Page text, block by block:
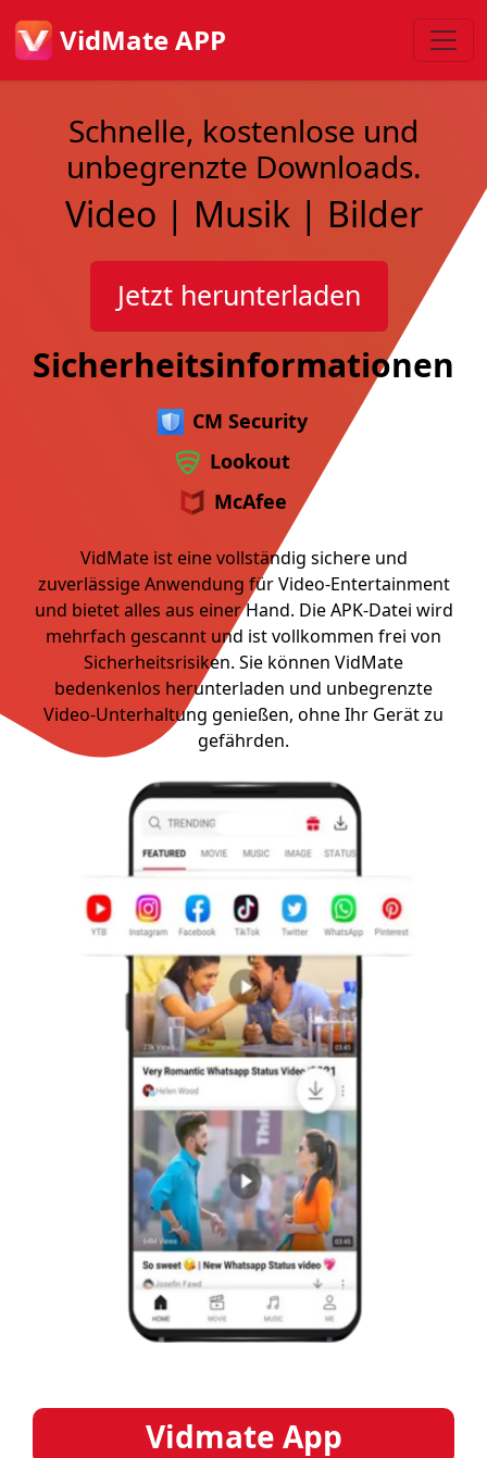
VidMate APP
Schnelle, kostenlose und
unbegrenzte Downloads.
Video | Musik | Bilder
Jetzt herunterladen
Sicherheitsinformationen
CM Security
Lookout
McAfee
VidMate ist eine vollständig sichere und
zuverlässige Anwendung für Video-Entertainment
und bietet alles aus einer Hand. Die APK-Datei wird
mehrfach gescannt und ist vollkommen frei von
Sicherheitsrisiken. Sie können VidMate
bedenkenlos herunterladen und unbegrenzte
Video-Unterhaltung genießen, ohne Ihr Gerät zu
gefährden.
Vidmate App